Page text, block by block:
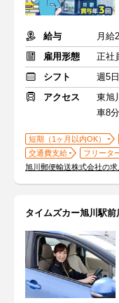
給与
雇用形態
正社
シフト
週5
アクセス
東旭
車8分
短期（1ヶ月以内OK）
交通費支給
フリータ
旭川郵便輸送株式会社の
タイムズカー旭川駅前